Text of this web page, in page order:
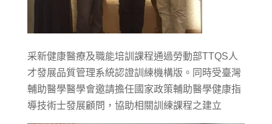
采新健康醫療及職能培訓課程通過勞動部TTQS人
才發展品質管理系統認證訓練機構版。同時受臺灣
輔助醫學醫學會邀請擔任國家政策輔助醫學健康指
導技術士發展顧問，協助相關訓練課程之建立